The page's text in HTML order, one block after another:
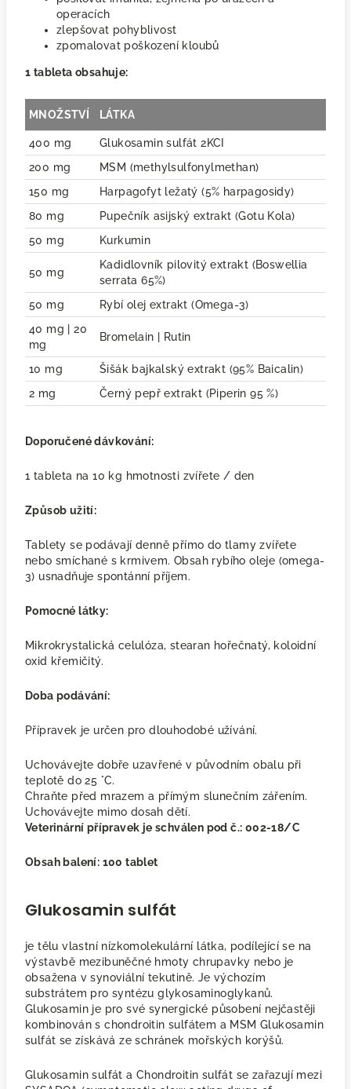
operacích
zlepšovat pohyblivost
zpomalovat poškození kloubů
1 tableta obsahuje:
MNOŽSTVÍ LÁTKA
400 mg
Glukosamin sulfát 2KCI
200 mg
MSM (methylsulfonylmethan)
150 mg
Harpagofyt ležatý (5% harpagosidy)
80 mg
Pupečník asijský extrakt (Gotu Kola)
50 mg
Kurkumin
50 mg
Kadidlovník pilovitý extrakt (Boswellia
serrata 65%)
50 mg
Rybí olej extrakt (Omega-3)
40 mg | 20
mg
Bromelain | Rutin
10 mg
Šišák bajkalský extrakt (95% Baicalin)
2 mg
Černý pepř extrakt (Piperin 95 %)
Doporučené dávkování:
1 tableta na 10 kg hmotnosti zvířete / den
Způsob užití:
Tablety se podávají denně přímo do tlamy zvířete
nebo smíchané s krmivem. Obsah rybího oleje (omega-
3) usnadňuje spontánní příjem.
Pomocné látky:
Mikrokrystalická celulóza, stearan hořečnatý, koloidní
oxid křemičitý.
Doba podávání:
Přípravek je určen pro dlouhodobé užívání.
Uchovávejte dobře uzavřené v původním obalu při
teplotě do 25 °C.
Chraňte před mrazem a přímým slunečním zářením.
Uchovávejte mimo dosah dětí.
Veterinární přípravek je schválen pod č.: 002-18/C
Obsah balení: 100 tablet
Glukosamin sulfát
je tělu vlastní nízkomolekulární látka, podílející se na
výstavbě mezibuněčné hmoty chrupavky nebo je
obsažena v synoviální tekutině. Je výchozím
substrátem pro syntézu glykosaminoglykanů.
Glukosamin je pro své synergické působení nejčastěji
kombinován s chondroitin sulfátem a MSM Glukosamin
sulfát se získává ze schránek mořských korýšů.
Glukosamin sulfát a Chondroitin sulfát se zařazují mezi